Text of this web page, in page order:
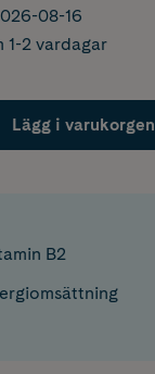
08-16
1-2 vardagar
Lägg i varukorgen
B2